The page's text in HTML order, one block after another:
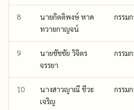
8
นายกิตติพงษ์ หาด
ทวายกาญจน์
กรรม
9
นายชัชชัย วิจิตร
จรรยา
กรรม
10
นางสาวญาณี ชีวะ
เจริญ
กรรม